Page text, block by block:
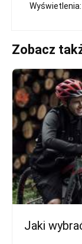
Wyświetlenia:
Zobacz
Jaki